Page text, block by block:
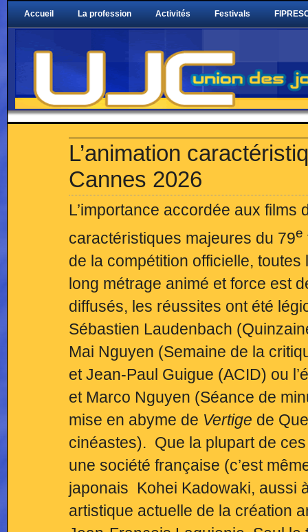
Accueil La profession Activités Festivals
L’animation
Cannes 2026
L’importance accordée aux films
caractéristiques majeures du 79e
de la compétition officielle,
long métrage animé et force est
diffusés, les réussites ont été
Sébastien Laudenbach
Mai Nguyen (Semaine de la
et Jean-Paul Guigue (ACID) ou
et Marco Nguyen (Séance de
mise en abyme de Vertige de
cinéastes). Que la plupart de
une société française (c’est
japonais Kohei Kadowaki, aussi
artistique actuelle de la création